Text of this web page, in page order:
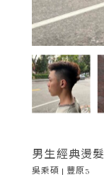
男生經典燙髮
吳乘碩 | 豐原3